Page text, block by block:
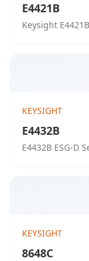
E4421B
Keysight
KEYSIGHT
E4432B
E4432B ESG-D
KEYSIGHT
8648C